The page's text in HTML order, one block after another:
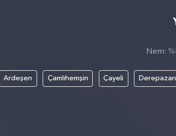
Nem:
Ardeşen Çamlıhemşin Çayeli Derepazarı